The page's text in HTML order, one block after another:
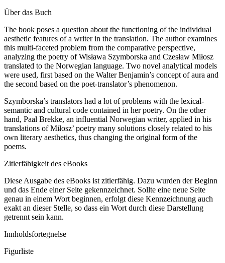
Über das Buch
The book poses a question about the functioning of the individual
aesthetic features of a writer in the translation. The author examines
this multi-faceted problem from the comparative perspective,
analyzing the poetry of Wisława Szymborska and Czesław Miłosz
translated to the Norwegian language. Two novel analytical models
were used, first based on the Walter Benjamin’s concept of aura and
the second based on the poet-translator’s phenomenon.
Szymborska’s translators had a lot of problems with the lexical-
semantic and cultural code contained in her poetry. On the other
hand, Paal Brekke, an influential Norwegian writer, applied in his
translations of Miłosz’ poetry many solutions closely related to his
own literary aesthetics, thus changing the original form of the
poems.
Zitierfähigkeit des eBooks
Diese Ausgabe des eBooks ist zitierfähig. Dazu wurden der Beginn
und das Ende einer Seite gekennzeichnet. Sollte eine neue Seite
genau in einem Wort beginnen, erfolgt diese Kennzeichnung auch
exakt an dieser Stelle, so dass ein Wort durch diese Darstellung
getrennt sein kann.
Innholdsfortegnelse
Figurliste